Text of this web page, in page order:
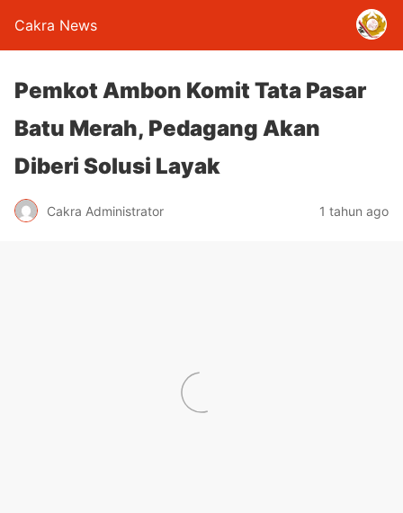
Cakra News
Pemkot Ambon Komit Tata Pasar
Batu Merah, Pedagang Akan
Diberi Solusi Layak
Cakra Administrator 1 tahun ago